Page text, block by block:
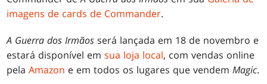
imagens de cards de Commander.
A Guerra dos Irmãosserá lançada em 18 de novembro e
estará disponível emsua loja local, com vendas online
pelaAmazon e em todos os lugares que vendemMagic.